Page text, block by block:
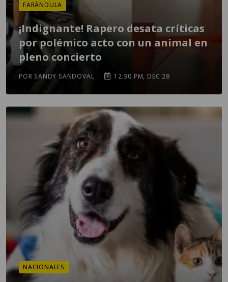
FARÁNDULA
¡Indignante! Rapero desata críticas
por polémico acto con un animal en
pleno concierto
POR SANDY SANDOVAL 12:30 PM, DEC 28
NACIONALES